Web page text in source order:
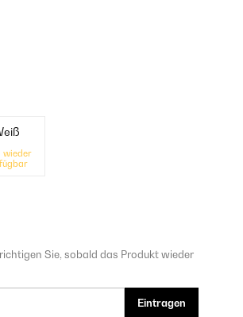
wieder
Sie, sobald das Produkt wieder
Eintragen